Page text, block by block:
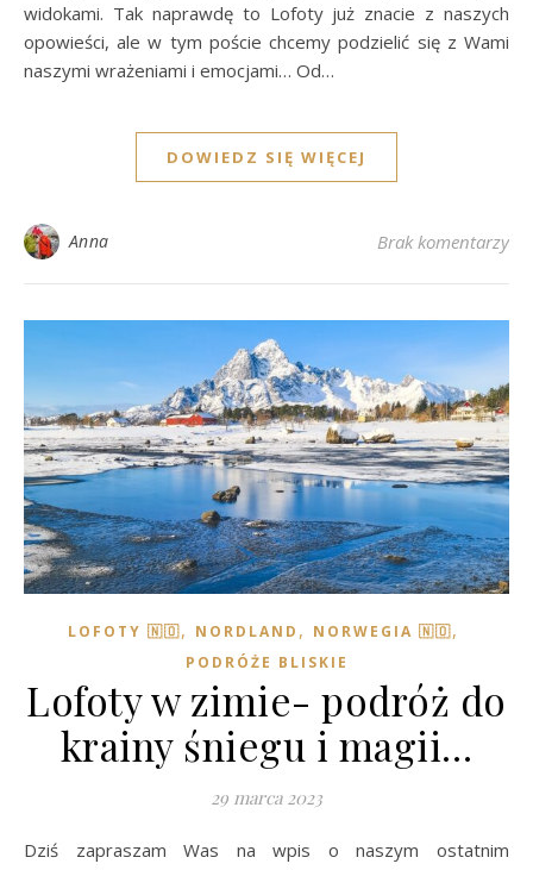
widokami. Tak naprawdę to Lofoty już znacie z naszych
opowieści, ale w tym poście chcemy podzielić się z Wami
naszymi wrażeniami i emocjami… Od…
DOWIEDZ SIĘ WIĘCEJ
Anna Brak komentarzy
LOFOTY 🇳🇴, NORDLAND , NORWEGIA 🇳🇴,
PODRÓŻE BLISKIE
Lofoty w zimie- podróż do
krainy śniegu i magii…
29 marca 2023
Dziś zapraszam Was na wpis o naszym ostatnim